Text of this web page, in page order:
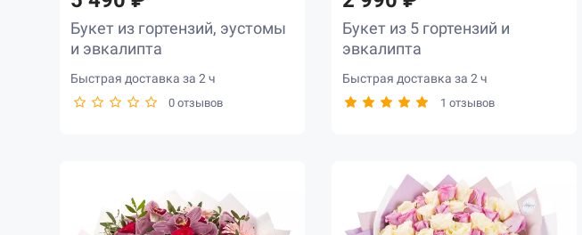
Букет из гортензий, эустомы
и эвкалипта
Быстрая доставка за 2 ч
0 отзывов
Букет из 5 гортензий и
эвкалипта
Быстрая доставка за 2 ч
1 отзывов